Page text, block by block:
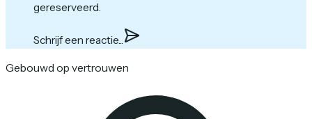
gereserveerd.
Schrijf een reactie...
Gebouwd op vertrouwen